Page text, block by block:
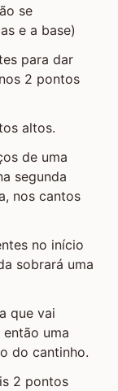
se
e a base)
para dar
2 pontos
altos.
de uma
segunda
nos cantos
no início
sobrará uma
que vai
uma
do cantinho.
2 pontos